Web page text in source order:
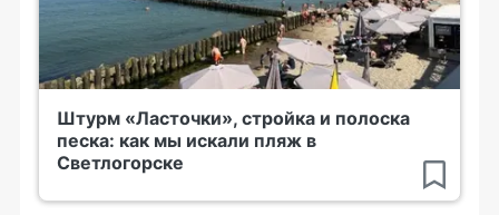
Штурм «Ласточки», стройка и полоска
песка: как мы искали пляж в
Светлогорске